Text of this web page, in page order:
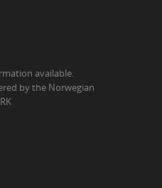
available.
by the Norwegian